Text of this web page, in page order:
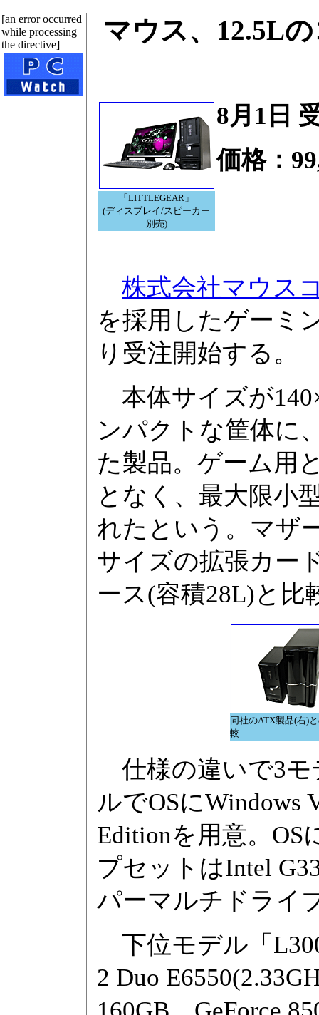
[an error occurred
while processing
the directive]
マウス、12.5L
「LITTLEGEAR」
(ディスプレイ/スピーカー
別売)
8月1日
価格：
株式会社マウス
を採用したゲーミ
り受注開始する。
本体サイズが
ンパクトな筐体に
た製品。ゲーム用
となく、最大限小
れたという。マザ
サイズの拡張カー
ース(容積28L)と比
同社のATX製品(右)
較
仕様の違いで3モ
ルでOSにWindows
Editionを用意。
プセットはIntel
パーマルチドライ
下位モデル「
2 Duo